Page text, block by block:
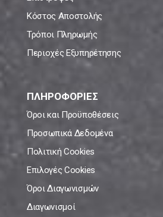
Κόστος Αποστολής
Τρόποι Πληρωμής
Περιοχές Εξυπηρέτησης
ΠΛΗΡΟΦΟΡΙΕΣ
Όροι και Προϋποθέσεις
Προσωπικά Δεδομένα
Πολιτική Cookies
Επιλογές Cookies
Όροι Διαγωνισμών
Διαγωνισμοί